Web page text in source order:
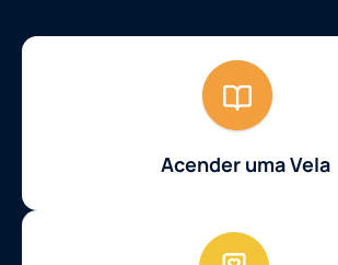
Acender uma Vela